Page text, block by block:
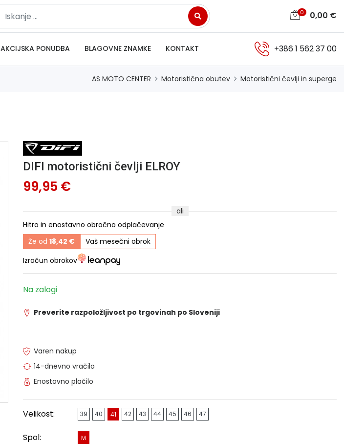
0 0,00 €
AKCIJSKA PONUDBA BLAGOVNE ZNAMKE KONTAKT +386 1 562 37 00
AS MOTO CENTER Motoristična obutev Motoristični čevlji in superge
DIFI motoristični čevlji ELROY
99,95 €
ali
Hitro in enostavno obročno odplačevanje
Že od 18,42 €
Vaš mesečni obrok
Izračun obrokov
Na zalogi
Preverite razpoložljivost po trgovinah po Sloveniji
Varen nakup
14-dnevno vračilo
Enostavno plačilo
Velikost: 39 40 41 42 43 44 45 46 47
Spol: M